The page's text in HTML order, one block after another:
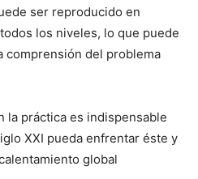
ser reproducido en
los niveles, lo que puede
comprensión del problema
la práctica es indispensable
XXI pueda enfrentar éste y
global